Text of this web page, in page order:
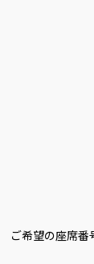
ご希望の座席番